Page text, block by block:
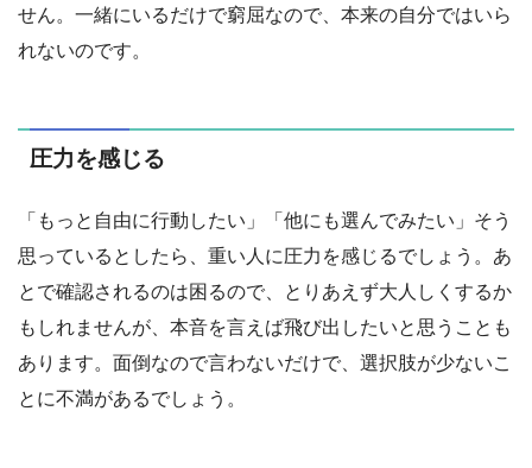
せん。一緒にいるだけで窮屈なので、本来の自分ではいら
れないのです。
圧力を感じる
「もっと自由に行動したい」「他にも選んでみたい」そう
思っているとしたら、重い人に圧力を感じるでしょう。あ
とで確認されるのは困るので、とりあえず大人しくするか
もしれませんが、本音を言えば飛び出したいと思うことも
あります。面倒なので言わないだけで、選択肢が少ないこ
とに不満があるでしょう。